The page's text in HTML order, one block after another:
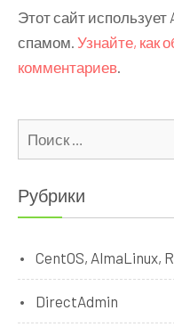
Этот сайт
спамом. Узнайте, как
комментариев.
Искать:
Рубрики
CentOS, AlmaLinux,
DirectAdmin